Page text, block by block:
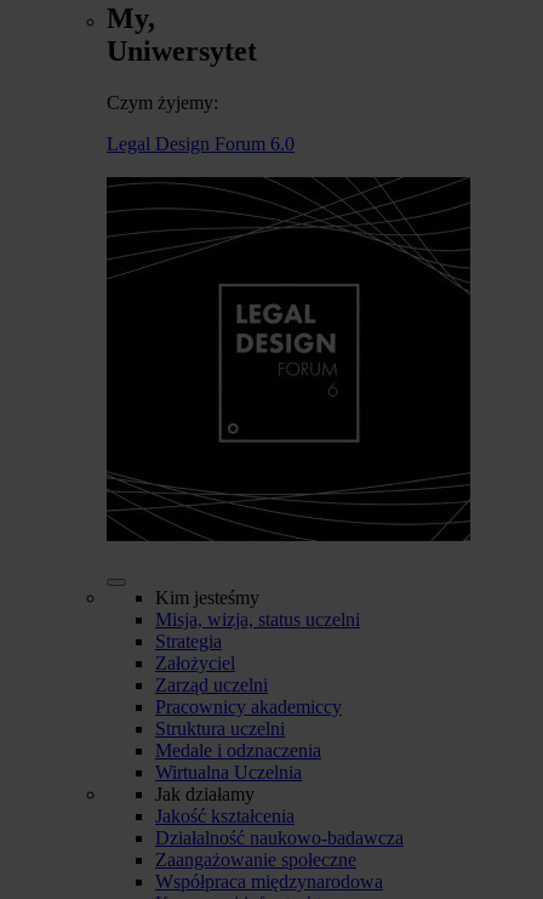
My,
Uniwersytet
Czym żyjemy:
Legal Design Forum 6.0
Kim jesteśmy
Misja, wizja, status uczelni
Strategia
Założyciel
Zarząd uczelni
Pracownicy akademiccy
Struktura uczelni
Medale i odznaczenia
Wirtualna Uczelnia
Jak działamy
Jakość kształcenia
Działalność naukowo-badawcza
Zaangażowanie społeczne
Współpraca międzynarodowa